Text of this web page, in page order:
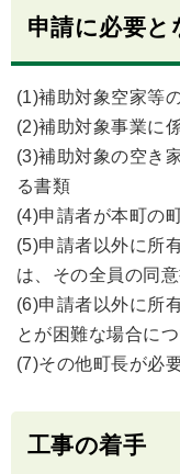
申請に必要と
(1)補助対象空家等
(2)補助対象事業に
(3)補助対象の空き
る書類
(4)申請者が本町の
(5)申請者以外に所
は、その全員の同
(6)申請者以外に所
とが困難な場合に
(7)その他町長が必
工事の着手